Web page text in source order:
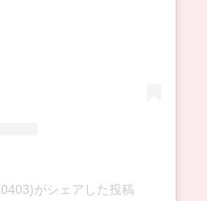
がシェアした投稿